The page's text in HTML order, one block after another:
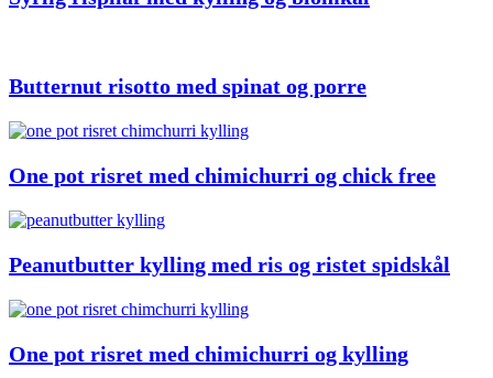
Butternut risotto med spinat og porre
One pot risret med chimichurri og chick free
Peanutbutter kylling med ris og ristet spidskål
One pot risret med chimichurri og kylling